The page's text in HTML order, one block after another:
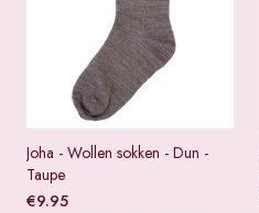
Joha - Wollen sokken - Dun -
Taupe
€9.95